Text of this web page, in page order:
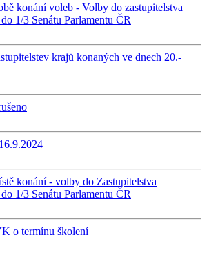
konání voleb - Volby do zastupitelstva
1/3 Senátu Parlamentu ČR
krajů konaných ve dnech 20.-
konání - volby do Zastupitelstva
1/3 Senátu Parlamentu ČR
o termínu školení